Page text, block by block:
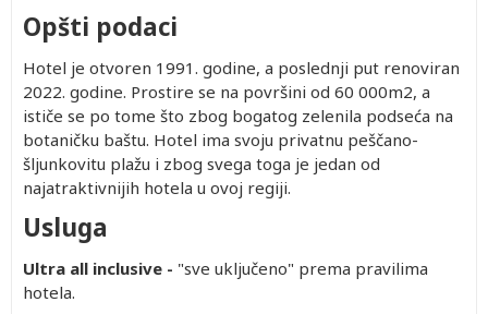
Opšti podaci
Hotel je otvoren 1991. godine, a poslednji put renoviran
2022. godine. Prostire se na površini od 60 000m2, a
ističe se po tome što zbog bogatog zelenila podseća na
botaničku baštu. Hotel ima svoju privatnu peščano-
šljunkovitu plažu i zbog svega toga je jedan od
najatraktivnijih hotela u ovoj regiji.
Usluga
Ultra all inclusive - "sve uključeno" prema pravilima
hotela.